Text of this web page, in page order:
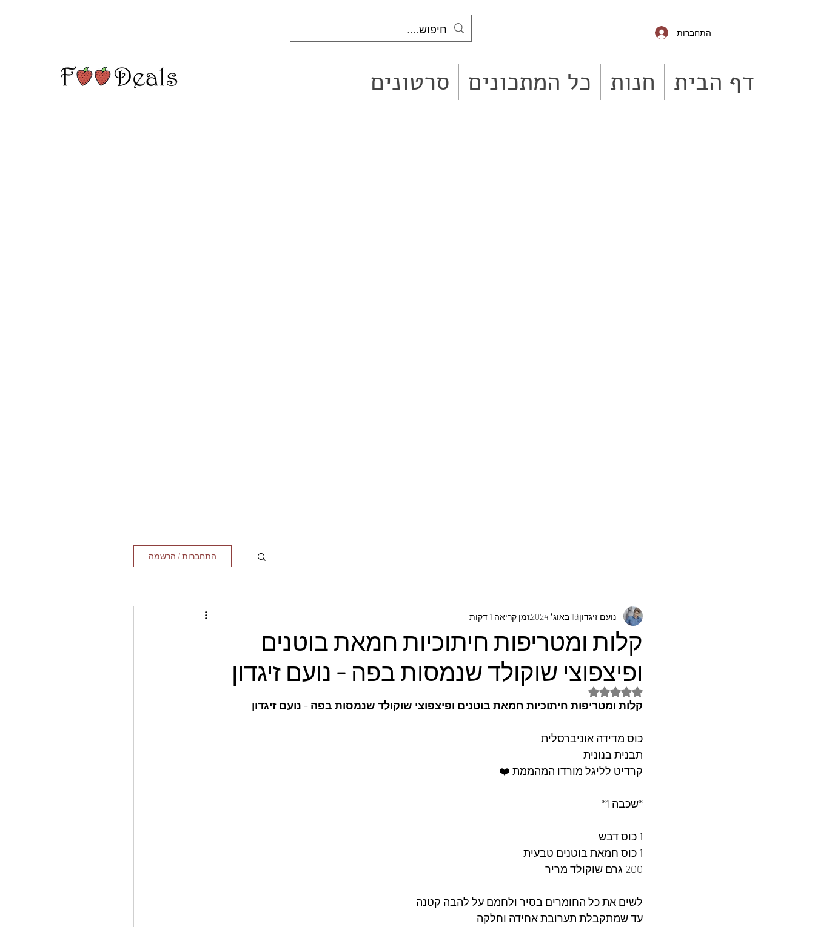
התחברות
דף הבית חנות כל המתכונים סרטונים
התחברות / הרשמה
קלות ומטריפות חיתוכיות חמאת בוטנים
ופיצפוצי שוקולד שנמסות בפה - נועם זיגדון
נועם זיגדון19 באוג׳ 2024 זמן קריאה 1 דקות
דירוג של NaN מתוך 5 כוכבים
קלות ומטריפות חיתוכיות חמאת בוטנים ופיצפוצי שוקולד שנמסות בפה - נועם זיגדון
כוס מדידה אוניברסלית
תבנית בנונית
קרדיט לליגל מורדו המהממת ❤️
*שכבה 1*
1 כוס דבש
1 כוס חמאת בוטנים טבעית
200 גרם שוקולד מריר
לשים את כל החומרים בסיר ולחמם על להבה קטנה
עד שמתקבלת תערובת אחידה וחלקה